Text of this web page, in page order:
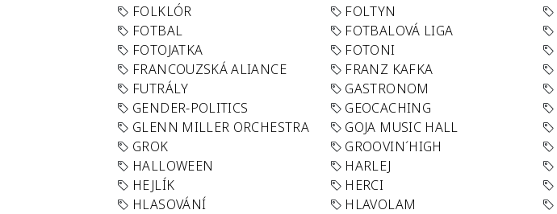
FOLKLÓR
FOLTYN
FOTBAL
FOTBALOVÁ LIGA
FOTOJATKA
FOTONI
FRANCOUZSKÁ ALIANCE
FRANZ KAFKA
FUTRÁLY
GASTRONOM
GENDER-POLITICS
GEOCACHING
GLENN MILLER ORCHESTRA
GOJA MUSIC HALL
GROK
GROOVIN´HIGH
HALLOWEEN
HARLEJ
HEJLÍK
HERCI
HLASOVÁNÍ
HLAVOLAM